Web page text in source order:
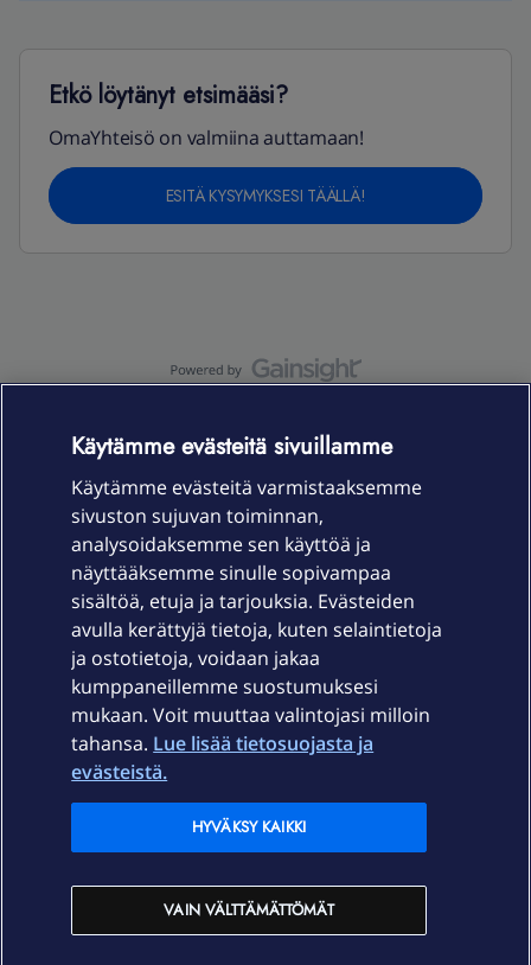
Etkö löytänyt etsimääsi?
OmaYhteisö on valmiina auttamaan!
ESITÄ KYSYMYKSESI TÄÄLLÄ!
Laitteet & liittymät
Palvelut
Ajankohtaista
Elisa Oyj
In English
Käytämme evästeitä sivuillamme
Käytämme evästeitä varmistaaksemme
sivuston sujuvan toiminnan,
analysoidaksemme sen käyttöä ja
näyttääksemme sinulle sopivampaa
sisältöä, etuja ja tarjouksia. Evästeiden
avulla kerättyjä tietoja, kuten selaintietoja
ja ostotietoja, voidaan jakaa
kumppaneillemme suostumuksesi
mukaan. Voit muuttaa valintojasi milloin
tahansa. Lue lisää tietosuojasta ja
evästeistä.
VAIN VÄLTTÄMÄTTÖMÄT
HYVÄKSY KAIKKI